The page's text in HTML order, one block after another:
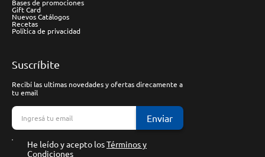
Bases de promociones
Gift Card
Nuevos Catálogos
Recetas
Política de privacidad
Suscríbite
Recibí las ultimas novedades y ofertas direcamente a
tu email
Enviar
He leído y acepto losTérminos y
Condiciones